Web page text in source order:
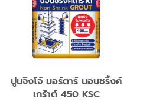
ปูนจิงโจ้ มอร์ตาร์ นอนชริ้งค์
เกร้าต์ 450 KSC